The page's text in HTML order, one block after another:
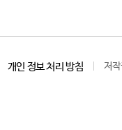
개인 정보 처리 방침 저